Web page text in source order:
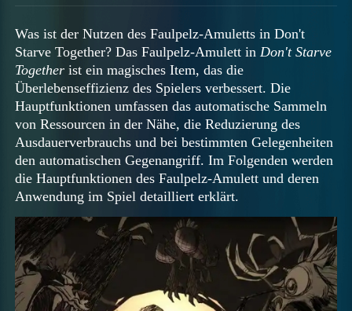
Was ist der Nutzen des Faulpelz-Amuletts in Don't
Starve Together? Das Faulpelz-Amulett in Don't Starve
Together ist ein magisches Item, das die
Überlebenseffizienz des Spielers verbessert. Die
Hauptfunktionen umfassen das automatische Sammeln
von Ressourcen in der Nähe, die Reduzierung des
Ausdauerverbrauchs und bei bestimmten Gelegenheiten
den automatischen Gegenangriff. Im Folgenden werden
die Hauptfunktionen des Faulpelz-Amulett und deren
Anwendung im Spiel detailliert erklärt.